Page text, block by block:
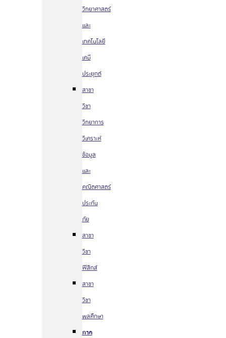
วิทยาศาสตร์
และ
เทคโนโลยี
เคมี
ประยุกต์
สาขา
วิชา
วิทยาการ
วิเคราะห์
ข้อมูล
และ
คณิตศาสตร์
ประกัน
ภัย
สาขา
วิชา
ฟิสิกส์
สาขา
วิชา
พลศึกษา
ภาค